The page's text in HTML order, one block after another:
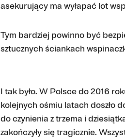
asekurujący ma wyłapać lot
Tym bardziej powinno być
sztucznych ściankach
I tak było. W Polsce do 2016
kolejnych ośmiu latach doszło
do czynienia z trzema i
zakończyły się tragicznie.